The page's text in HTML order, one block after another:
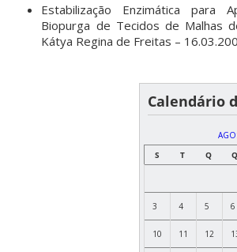
Estabilização Enzimática para
Biopurga de Tecidos de Malhas
Kátya Regina de Freitas –
Calendário
S
T Q Q
3 4 5 6
10 11 12